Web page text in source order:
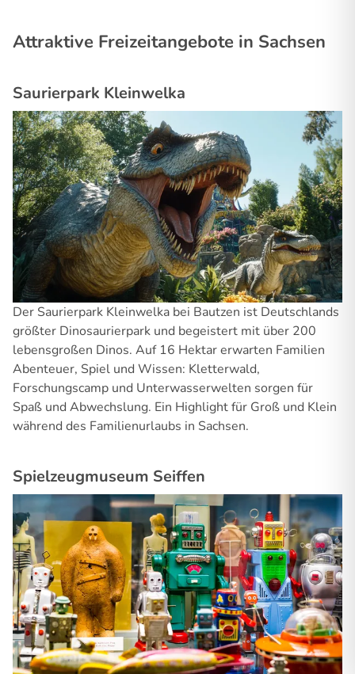
Attraktive Freizeitangebote in Sachsen
Saurierpark Kleinwelka
Der Saurierpark Kleinwelka bei Bautzen ist Deutschlands
größter Dinosaurierpark und begeistert mit über 200
lebensgroßen Dinos. Auf 16 Hektar erwarten Familien
Abenteuer, Spiel und Wissen: Kletterwald,
Forschungscamp und Unterwasserwelten sorgen für
Spaß und Abwechslung. Ein Highlight für Groß und Klein
während des Familienurlaubs in Sachsen.
Spielzeugmuseum Seiffen